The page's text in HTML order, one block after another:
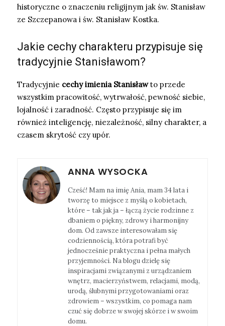
historyczne o znaczeniu religijnym jak św. Stanisław
ze Szczepanowa i św. Stanisław Kostka.
Jakie cechy charakteru przypisuje się
tradycyjnie Stanisławom?
Tradycyjnie cechy imienia Stanisławto przede
wszystkim pracowitość, wytrwałość, pewność siebie,
lojalność i zaradność. Często przypisuje się im
również inteligencję, niezależność, silny charakter, a
czasem skrytość czy upór.
ANNA WYSOCKA
Cześć! Mam na imię Ania, mam 34 lata i
tworzę to miejsce z myślą o kobietach,
które – tak jak ja – łączą życie rodzinne z
dbaniem o piękny, zdrowy i harmonijny
dom. Od zawsze interesowałam się
codziennością, która potrafi być
jednocześnie praktyczna i pełna małych
przyjemności. Na blogu dzielę się
inspiracjami związanymi z urządzaniem
wnętrz, macierzyństwem, relacjami, modą,
urodą, ślubnymi przygotowaniami oraz
zdrowiem – wszystkim, co pomaga nam
czuć się dobrze w swojej skórze i w swoim
domu.